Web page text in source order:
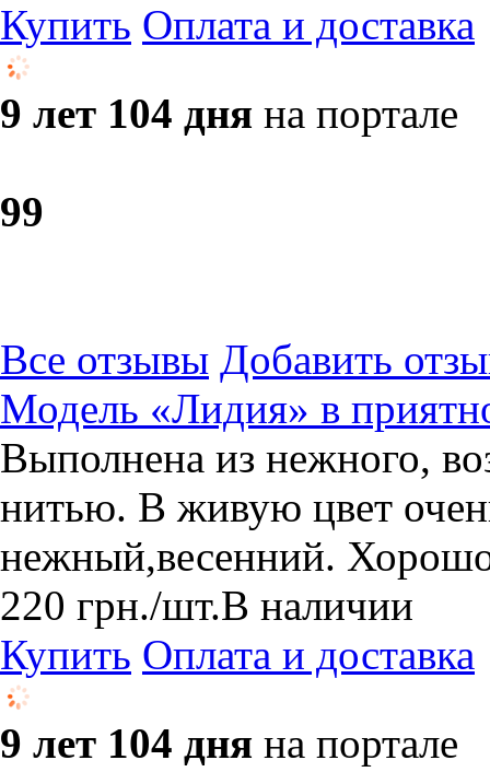
Купить Оплата и доставка
9 лет 104 дня на портале
99
Все отзывы Добавить
Модель «Лидия» в
Выполнена из нежного,
нитью. В живую цвет
нежный,весенний. Хорошо
220 грн./шт.В наличии
Купить Оплата и доставка
9 лет 104 дня на портале